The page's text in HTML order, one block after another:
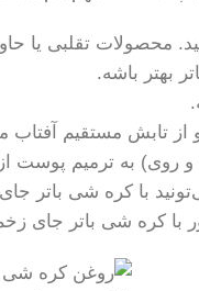
بهتر باشه.
تابش مستقیم آفتاب
با کره شی باتر
با کره شی باتر جای